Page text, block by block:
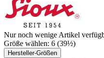
Nur noch wenige Artikel
Größe wählen: 6 (39½)
Hersteller-Größen